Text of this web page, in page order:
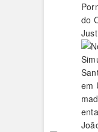
do
em